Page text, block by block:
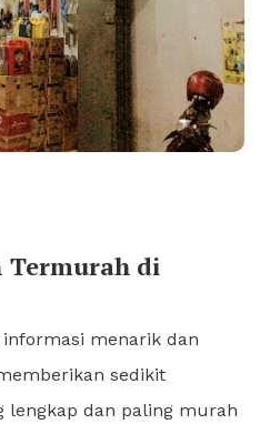
Termurah di
menarik dan
sedikit
lengkap dan paling murah